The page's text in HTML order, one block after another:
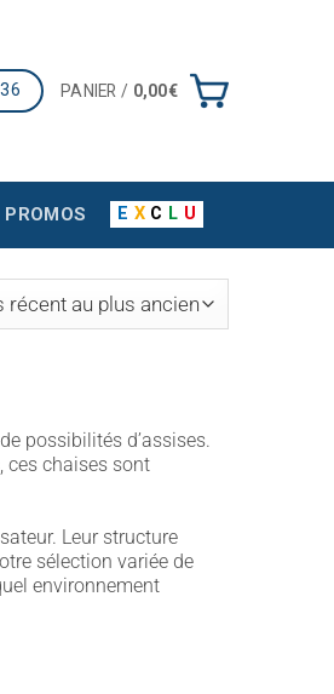
PANIER / 0,00€
PROMOS E X C L U
possibilités d’assises.
ces chaises sont
Leur structure
sélection variée de
environnement